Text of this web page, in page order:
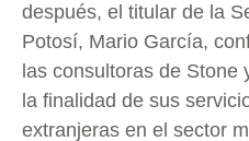
después, el titular de la
Potosí, Mario García,
las consultoras de Stone
la finalidad de sus
extranjeras en el sector